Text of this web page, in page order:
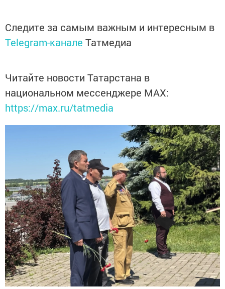
Следите за самым важным и интересным в
Telegram-канале Татмедиа
Читайте новости Татарстана в
национальном мессенджере MАХ:
https://max.ru/tatmedia